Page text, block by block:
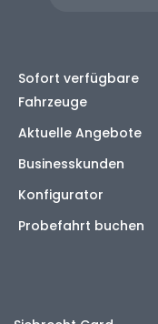
Sofort verfügbare
Fahrzeuge
Aktuelle Angebote
Businesskunden
Konfigurator
Probefahrt buchen